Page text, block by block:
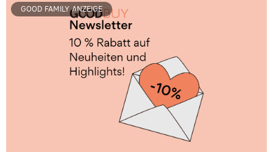
GOOD FAMILY ANZEIGE